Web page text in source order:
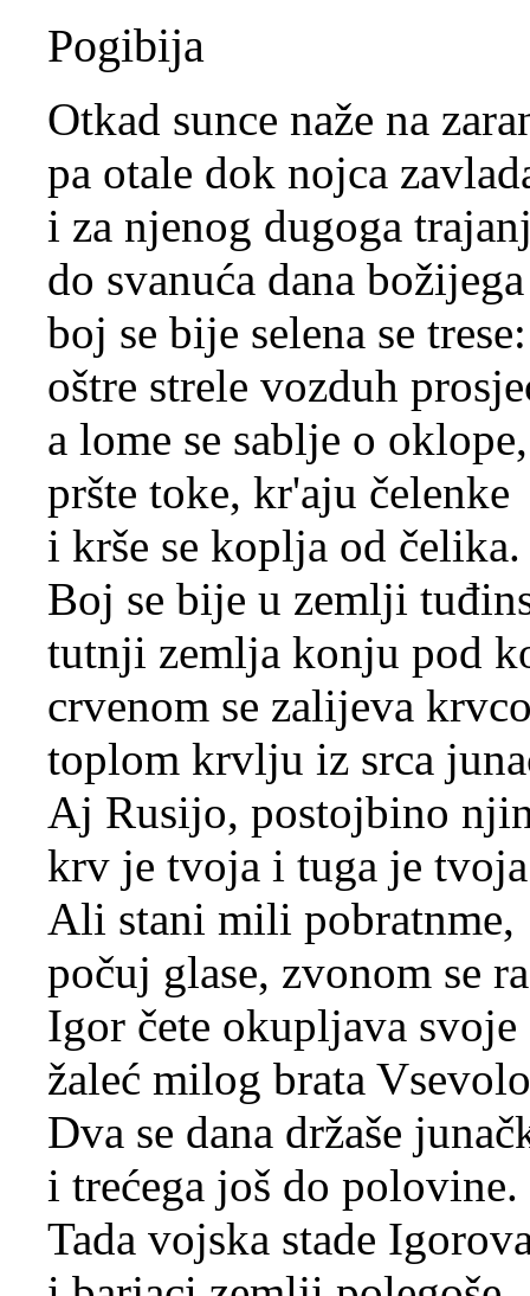
Pogibija
Otkad sunce naže na
pa otale dok nojca
i za njenog dugoga
do svanuća dana božijega
boj se bije selena se trese:
oštre strele vozduh
a lome se sablje o oklope,
pršte toke, kr'aju čelenke
i krše se koplja od čelika.
Boj se bije u zemlji
tutnji zemlja konju pod
crvenom se zalijeva
toplom krvlju iz srca
Aj Rusijo, postojbino
krv je tvoja i tuga je
Ali stani mili pobratnme,
počuj glase, zvonom se
Igor čete okupljava svoje
žaleć milog brata
Dva se dana držaše
i trećega još do polovine.
Tada vojska stade